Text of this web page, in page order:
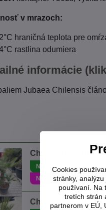
v mrazoch:
hraničná teplota pre
rastlina odumiera
informácie
Jubaea Chilensis
Chamaerops
NA SKLADE
Na túto rastlinu
Chamaerops
Cookies
stránky,
používaní. Na
tretích strán
partnerom v EÚ,